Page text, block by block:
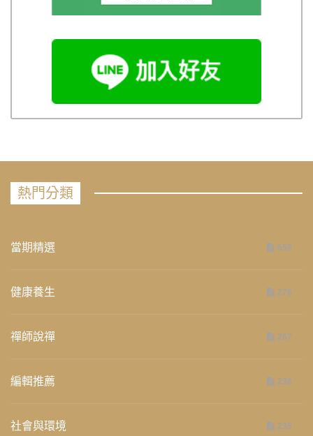
熱門分類
當期精選 658
健康養生 276
禪師說禪 267
編輯推薦 236
社會與環境 235